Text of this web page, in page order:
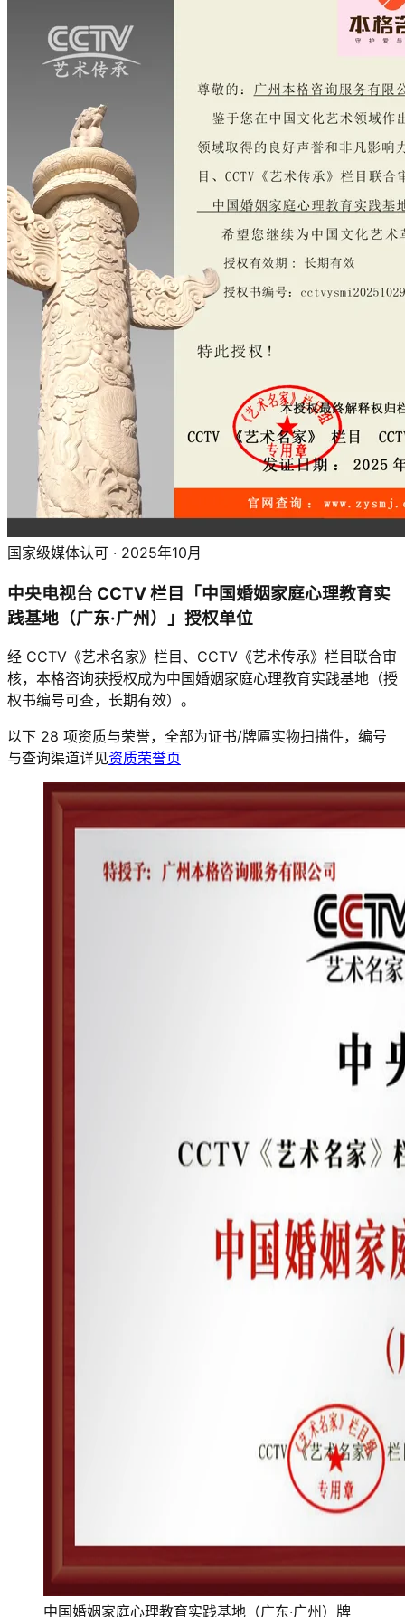
国家级媒体认可 · 2025年10月
中央电视台 CCTV 栏目「中国婚姻家庭心理教育实
践基地（广东·广州）」授权单位
经 CCTV《艺术名家》栏目、CCTV《艺术传承》栏目联合审
核，本格咨询获授权成为中国婚姻家庭心理教育实践基地（授
权书编号可查，长期有效）。
以下 28 项资质与荣誉，全部为证书/牌匾实物扫描件，编号
与查询渠道详见资质荣誉页
中国婚姻家庭心理教育实践基地（广东·广州）牌